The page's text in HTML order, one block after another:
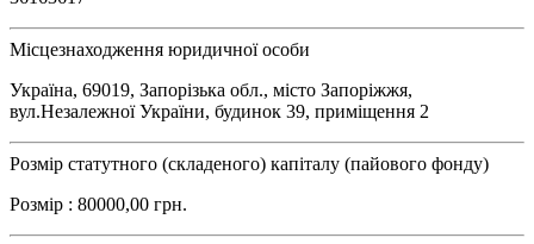
Місцезнаходження юридичної особи
Україна, 69019, Запорізька обл., місто Запоріжжя,
вул.Незалежної України, будинок 39, приміщення 2
Розмір статутного (складеного) капіталу (пайового фонду)
Розмір : 80000,00 грн.